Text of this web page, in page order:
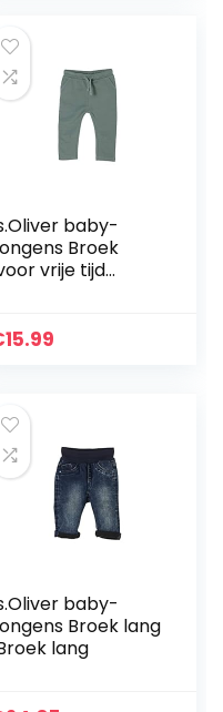
baby-
Broek
vrije tijd
15.99
baby-
Broek lang
lang